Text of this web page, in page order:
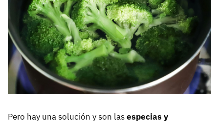
Pero hay una solución y son lasespecias y